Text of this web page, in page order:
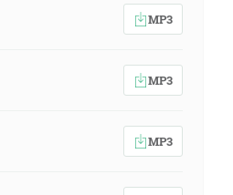
MP3
MP3
MP3